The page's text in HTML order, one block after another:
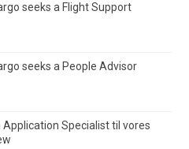
seeks a Flight Support
seeks a People Advisor
Application Specialist til vores